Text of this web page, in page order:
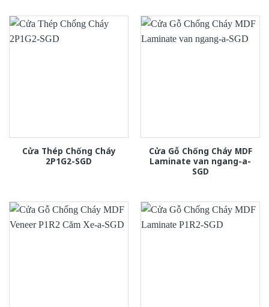
Cửa Thép Chống Cháy
2P1G2-SGD
Cửa Gỗ Chống Cháy MDF
Laminate van ngang-a-
SGD